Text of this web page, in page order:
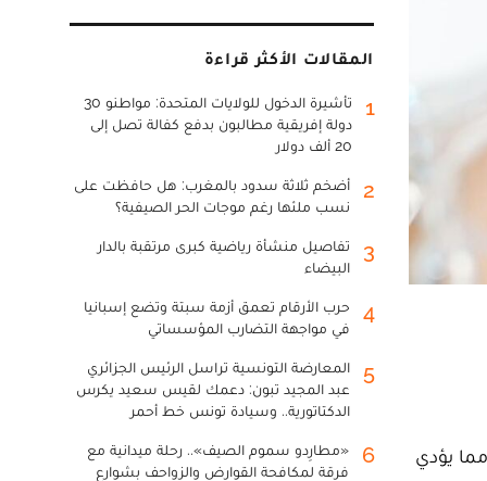
يؤدي
المقالات الأكثر قراءة
1
تأشيرة الدخول للولايات المتحدة: مواطنو 30
دولة إفريقية مطالبون بدفع كفالة تصل إلى
20 ألف دولار
2
أضخم ثلاثة سدود بالمغرب: هل حافظت على
نسب ملئها رغم موجات الحر الصيفية؟
3
تفاصيل منشأة رياضية كبرى مرتقبة بالدار
البيضاء
4
حرب الأرقام تعمق أزمة سبتة وتضع إسبانيا
في مواجهة التضارب المؤسساتي
5
المعارضة التونسية تراسل الرئيس الجزائري
عبد المجيد تبون: دعمك لقيس سعيد يكرس
الدكتاتورية.. وسيادة تونس خط أحمر
6
«مطارِدو سموم الصيف».. رحلة ميدانية مع
فرقة لمكافحة القوارض والزواحف بشوارع